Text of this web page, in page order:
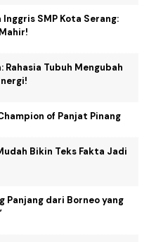
SMP Kota Serang:
Rahasia Tubuh Mengubah
of Panjat Pinang
Bikin Teks Fakta Jadi
Panjang dari Borneo yang